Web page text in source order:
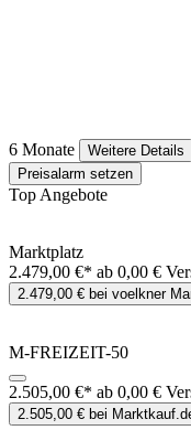
6 Monate
Weitere Details
Preisalarm setzen
Top Angebote
Marktplatz
2.479,00 €* ab 0,00 €
2.479,00 € bei voelkner
M-FREIZEIT-50
2.505,00 €* ab 0,00 €
2.505,00 € bei